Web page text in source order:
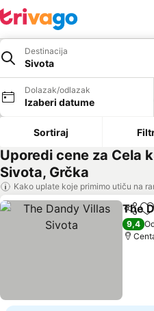
Destinacija
Sivota
Dolazak/odlazak
Izaberi datume
Sortiraj
Uporedi cene za Cela
Sivota, Grčka
Kako uplate koje primimo utiču na
Deli
The
9,4